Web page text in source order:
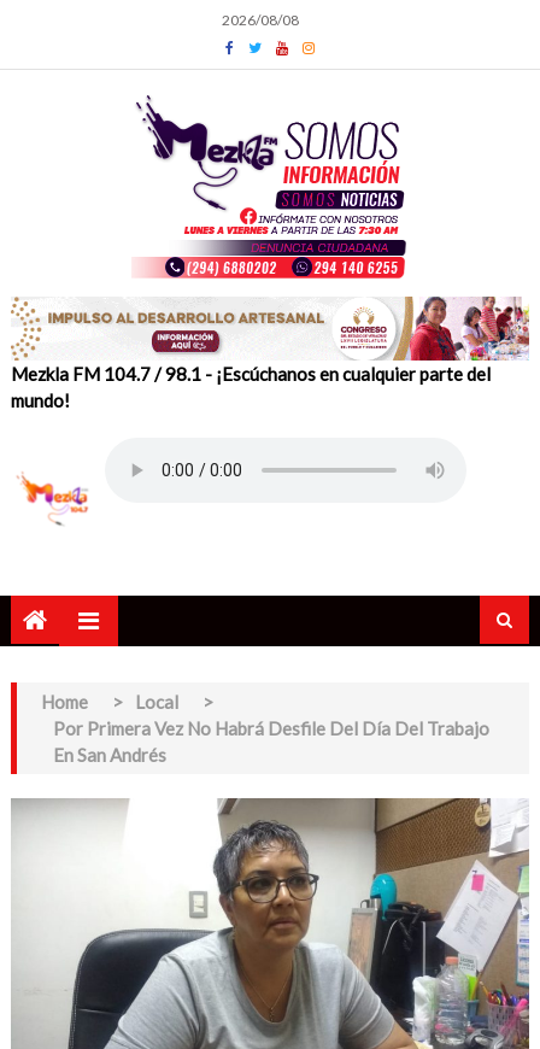
content
2026/08/08
Mezkla FM 104.7 / 98.1 - ¡Escúchanos en cualquier parte del
mundo!
Home > Local
>
Por Primera Vez No Habrá Desfile Del Día Del Trabajo
En San Andrés